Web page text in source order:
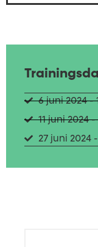
6 juni 2024 -
11 juni 2024
27 juni 2024